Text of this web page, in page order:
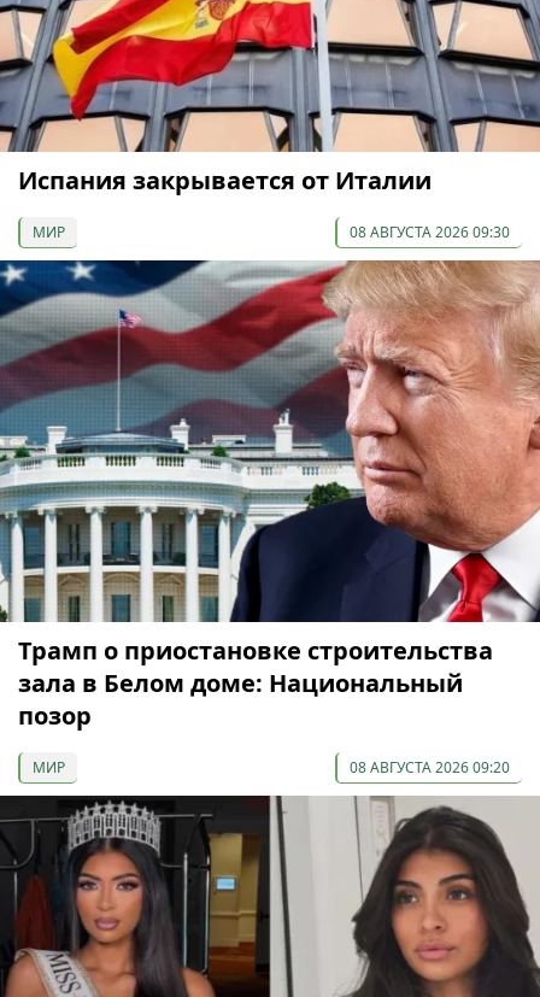
Испания закрывается от Италии
МИР 08 АВГУСТА 2026 09:30
Трамп о приостановке строительства
зала в Белом доме: Национальный
позор
МИР 08 АВГУСТА 2026 09:20